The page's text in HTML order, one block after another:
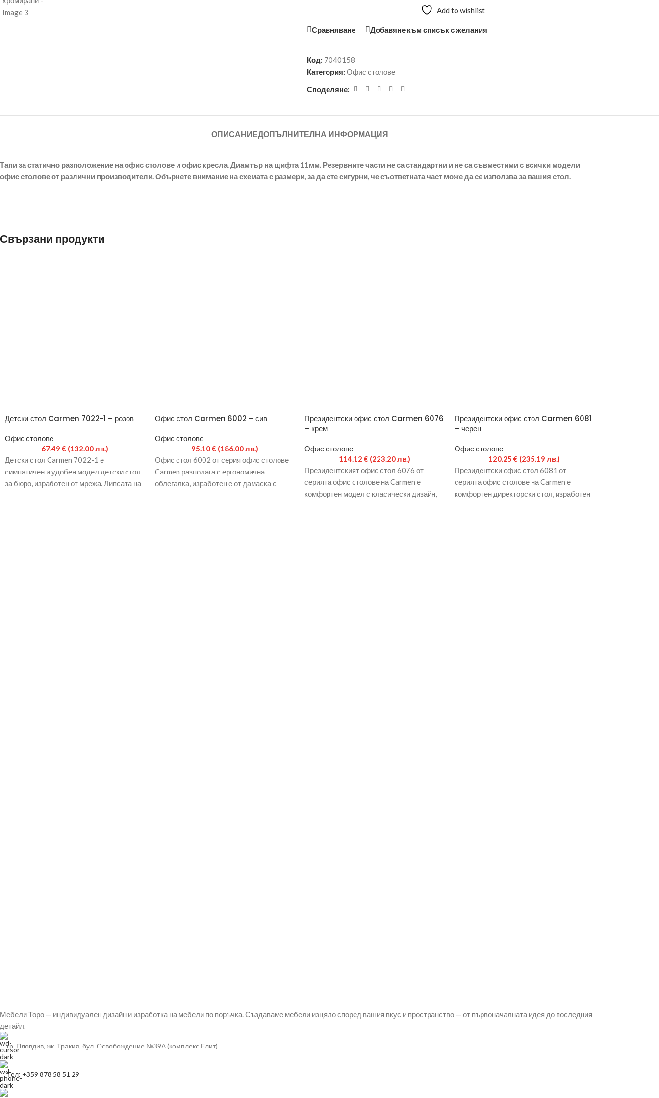
Add to wishlist
Сравняване Добавяне към списък с желания
Код: 7040158
Категория: Офис столове
Споделяне:
ОПИСАНИЕДОПЪЛНИТЕЛНА ИНФОРМАЦИЯ
Тапи за статично разположение на офис столове и офис кресла. Диамтър на щифта 11мм. Резервните части не са стандартни и не са съвместими с всички модели
офис столове от различни производители. Обърнете внимание на схемата с размери, за да сте сигурни, че съответната част може да се използва за вашия стол.
Свързани продукти
Детски стол Carmen 7022-1 – розов
Офис столове
67.49€ (132.00 лв.)
Детски стол Carmen 7022-1 е
симпатичен и удобен модел детски стол
за бюро, изработен от мрежа. Липсата на
Офис стол Carmen 6002 – сив
Офис столове
95.10€ (186.00 лв.)
Офис стол 6002 от серия офис столове
Carmen разполага с ергономична
облегалка, изработен е от дамаска с
Президентски офис стол Carmen 6076
– крем
Офис столове
114.12 € (223.20 лв.)
Президентският офис стол 6076 от
серията офис столове на Carmen е
комфортен модел с класически дизайн,
Президентски офис стол Carmen 6081
– черен
Офис столове
120.25€ (235.19 лв.)
Президентски офис стол 6081 от
серията офис столове на Carmen е
комфортен директорски стол, изработен
Мебели Торо — индивидуален дизайн и изработка на мебели по поръчка. Създаваме мебели изцяло според вашия вкус и пространство — от първоначалната идея до последния
детайл.
гр. Пловдив, жк. Тракия, бул. Освобождение №39А (комплекс Елит)
Тел: +359 878 58 51 29